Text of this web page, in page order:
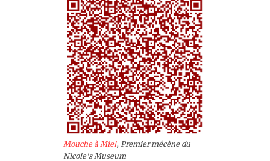
Mouche à Miel, Premier mécène du
Nicole's Museum